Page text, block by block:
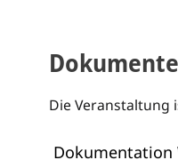
Dokumente
Die Veranstaltung
Dokumentation